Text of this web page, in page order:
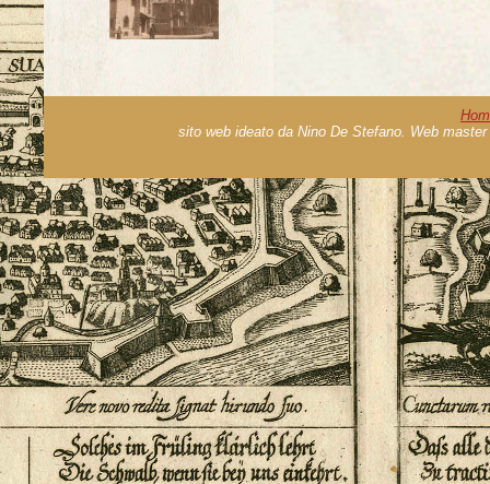
sito web ideato da Nino De Stefano. Web